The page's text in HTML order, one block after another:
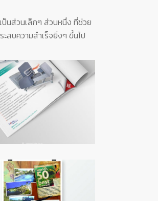
นส่วนเล็กๆ ส่วนหนึ่ง ที่ช่วย
สบความสำเร็จยิ่งๆ ขึ้นไป